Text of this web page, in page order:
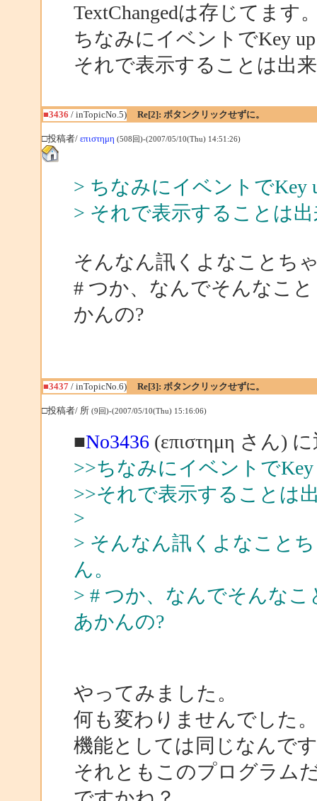
TextChangedは存じてます
ちなみにイベントでKey
それで表示することは出
■3436 / inTopicNo.5) Re[2]: ボタンクリックせずに。
□投稿者/ επιστημη (508回)-(2007/05/10(Thu) 14:51:26)
> ちなみにイベントでKey
> それで表示することは
そんなん訊くよなことち
# つか、なんでそんなこと
かんの?
■3437/ inTopicNo.6) Re[3]: ボタンクリックせずに。
□投稿者/ 所 (9回)-(2007/05/10(Thu) 15:16:06)
■No3436(επιστημη さん)
>>ちなみにイベントで
>>それで表示することは
>
> そんなん訊くよなこと
ん。
> # つか、なんでそんなこ
あかんの?
やってみました。
何も変わりませんでした。
機能としては同じなんで
それともこのプログラム